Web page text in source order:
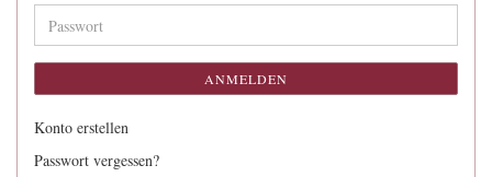
Adresse
Passwort
ANMELDEN
Konto erstellen
Passwort vergessen?